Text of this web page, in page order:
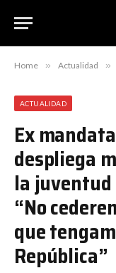
Home » Actualidad »
ACTUALIDAD
Ex
despliega
la juventud
“No
que
República”